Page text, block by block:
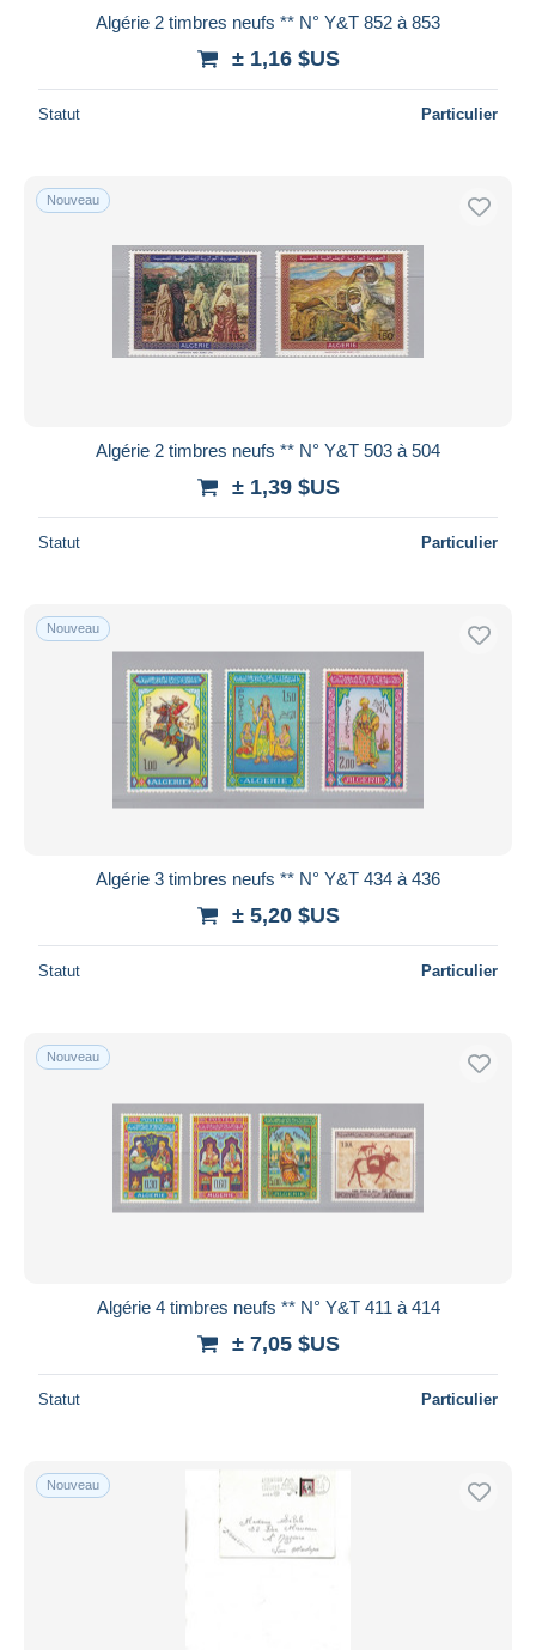
Algérie 2 timbres neufs ** N° Y&T 852 à 853
± 1,16 $US
Statut Particulier
Nouveau
Algérie 2 timbres neufs ** N° Y&T 503 à 504
± 1,39 $US
Statut Particulier
Nouveau
Algérie 3 timbres neufs ** N° Y&T 434 à 436
± 5,20 $US
Statut Particulier
Nouveau
Algérie 4 timbres neufs ** N° Y&T 411 à 414
± 7,05 $US
Statut Particulier
Nouveau